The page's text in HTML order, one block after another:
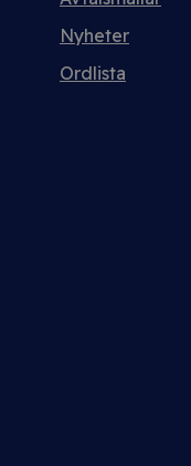
Nyheter
Ordlista